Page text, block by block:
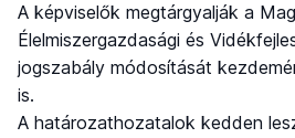
A képviselők megtárgyalják a
Élelmiszergazdasági és
jogszabály módosítását
is.
A határozathozatalok kedden